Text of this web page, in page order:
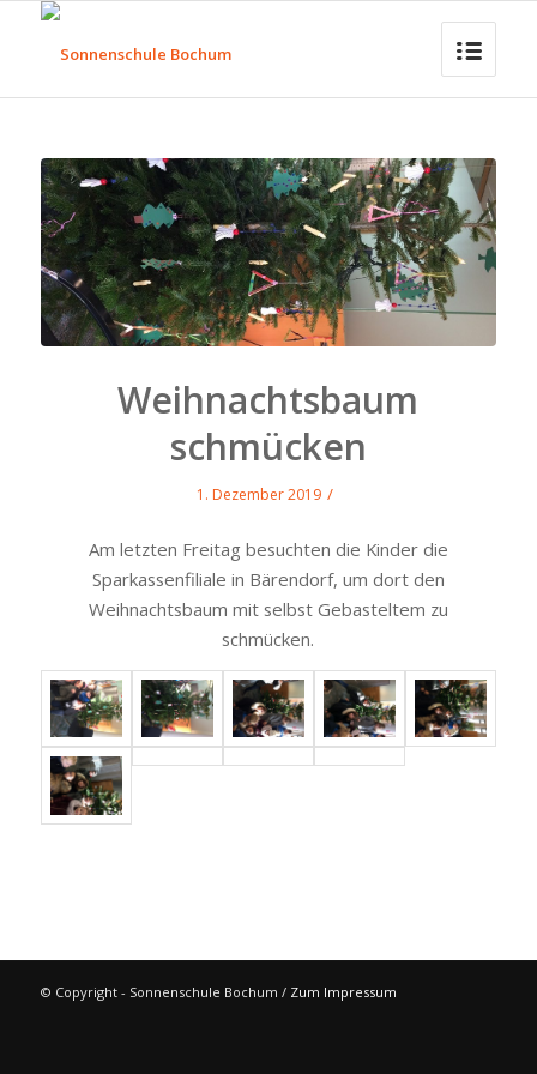
Weihnachtsbaum
schmücken
1. Dezember 2019 /
Am letzten Freitag besuchten die Kinder die
Sparkassenfiliale in Bärendorf, um dort den
Weihnachtsbaum mit selbst Gebasteltem zu
schmücken.
© Copyright - Sonnenschule Bochum / Zum Impressum